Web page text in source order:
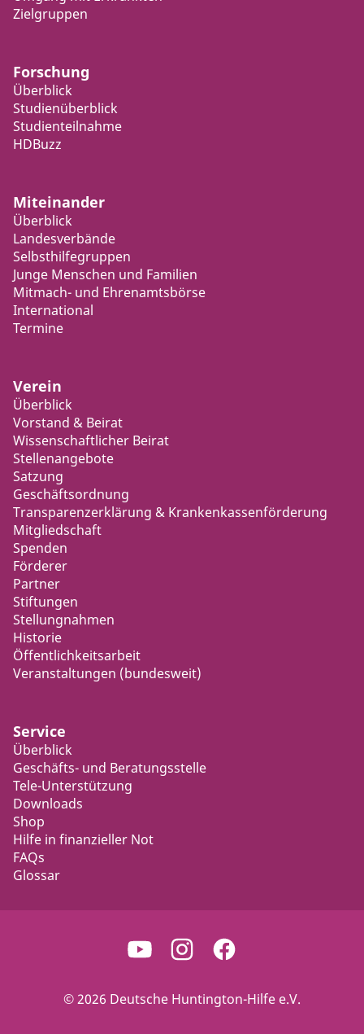
Zielgruppen
Forschung
Überblick
Studienüberblick
Studienteilnahme
HDBuzz
Miteinander
Überblick
Landesverbände
Selbsthilfegruppen
Junge Menschen und Familien
Mitmach- und Ehrenamtsbörse
International
Termine
Verein
Überblick
Vorstand & Beirat
Wissenschaftlicher Beirat
Stellenangebote
Satzung
Geschäftsordnung
Transparenzerklärung & Krankenkassenförderung
Mitgliedschaft
Spenden
Förderer
Partner
Stiftungen
Stellungnahmen
Historie
Öffentlichkeitsarbeit
Veranstaltungen (bundesweit)
Service
Überblick
Geschäfts- und Beratungsstelle
Tele-Unterstützung
Downloads
Shop
Hilfe in finanzieller Not
FAQs
Glossar
© 2026 Deutsche Huntington-Hilfe e.V.